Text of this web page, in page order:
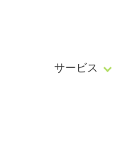
個人向けサービス
サービス